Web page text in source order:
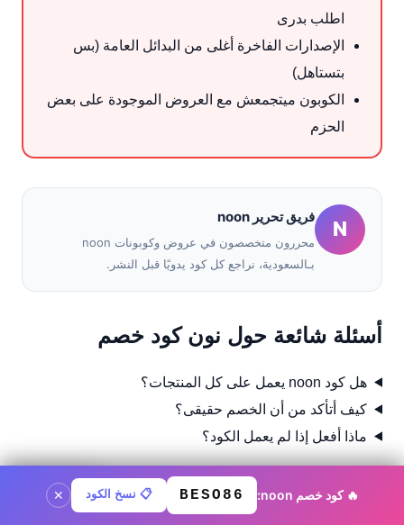
اطلب بدرى
الإصدارات الفاخرة أغلى من البدائل العامة (بس
بتستاهل)
الكوبون ميتجمعش مع العروض الموجودة على بعض
الحزم
N
فريق تحرير noon
محررون متخصصون في عروض وكوبونات noon
بـالسعودية، نراجع كل كود يدويًا قبل النشر.
أسئلة شائعة حول نون كود خصم
هل كود noon يعمل على كل المنتجات؟
كيف أتأكد من أن الخصم حقيقى؟
ماذا أفعل إذا لم يعمل الكود؟
BESO86 نسخ الكود 🔥 كود خصم noon: BESO86 📋 نسخ الكود ✕